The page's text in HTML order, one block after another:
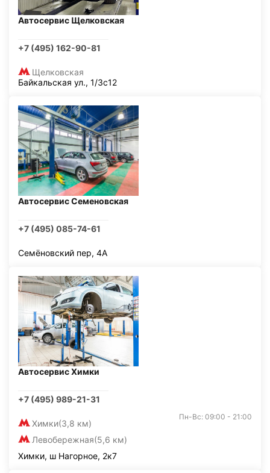
Автосервис Щелковская
+7 (495) 162-90-81
Щелковская
Байкальская ул., 1/3с12
Автосервис Семеновская
+7 (495) 085-74-61
Семёновский пер, 4А
Автосервис Химки
+7 (495) 989-21-31
Химки(3,8 км)
Левобережная(5,6 км)
Пн-Вс: 09:00 - 21:00
Химки, ш Нагорное, 2к7